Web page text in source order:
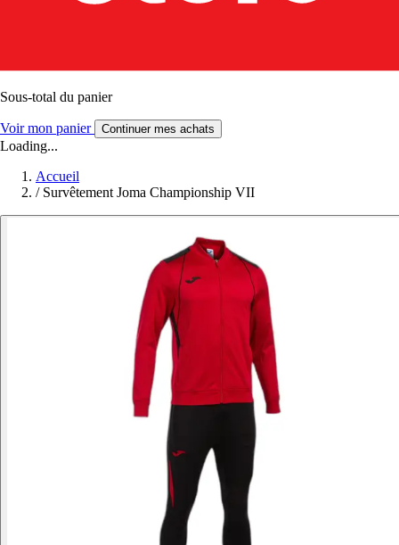
Sous-total du panier
Voir mon panier Continuer mes achats
Loading...
Accueil
/ Survêtement Joma Championship VII